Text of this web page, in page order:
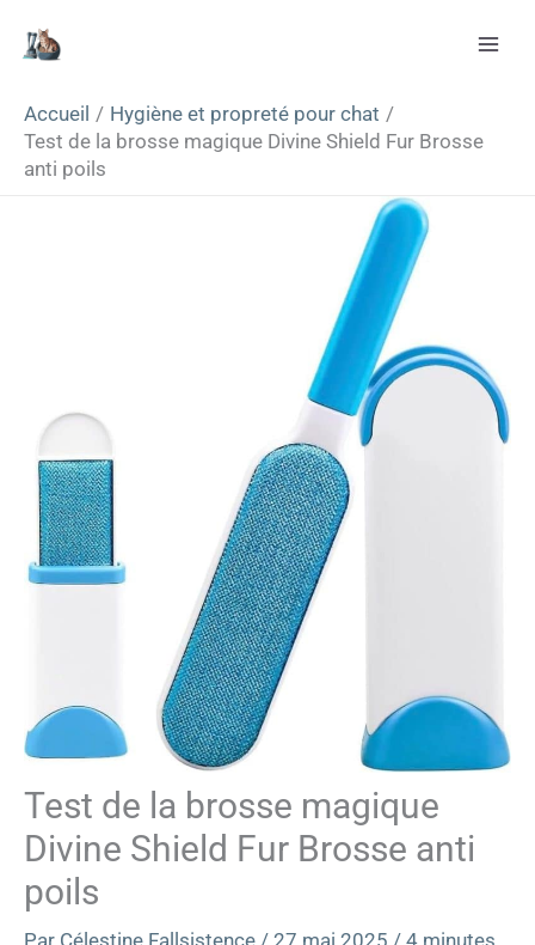
Accueil
Hygiène et propreté pour chat
Test de la brosse magique Divine Shield Fur Brosse
anti poils
Test de la brosse magique
Divine Shield Fur Brosse anti
poils
Par Célestine Fallsistence / 27 mai 2025 / 4 minutes